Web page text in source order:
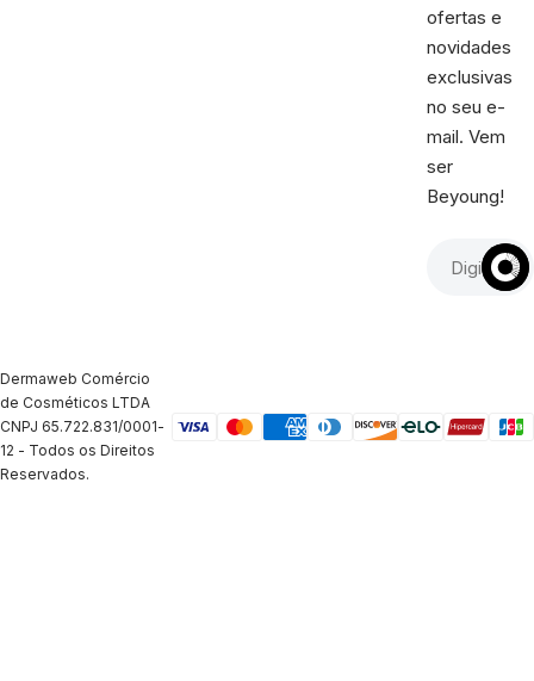
ofertas e
novidades
exclusivas
no seu e-
mail. Vem
ser
Beyoung!
Dermaweb Comércio
de Cosméticos LTDA
CNPJ 65.722.831/0001-
12 - Todos os Direitos
Reservados.